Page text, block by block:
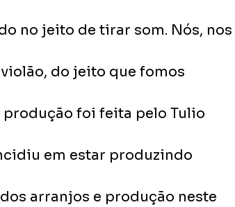
no jeito de tirar som. Nós, nos
do jeito que fomos
foi feita pelo Tulio
em estar produzindo
arranjos e produção neste